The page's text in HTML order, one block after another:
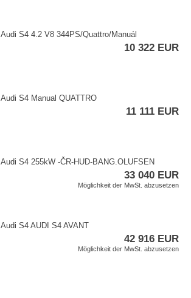
Audi S4 4.2 V8 344PS/Quattro/Manuál
10 322 EUR
Audi S4 Manual QUATTRO
11 111 EUR
Audi S4 255kW ​-ČR​-HUD​-BANG.OLUFSEN
33 040 EUR
Möglichkeit der MwSt. abzusetzen
Audi S4 AUDI S4 AVANT
42 916 EUR
Möglichkeit der MwSt. abzusetzen